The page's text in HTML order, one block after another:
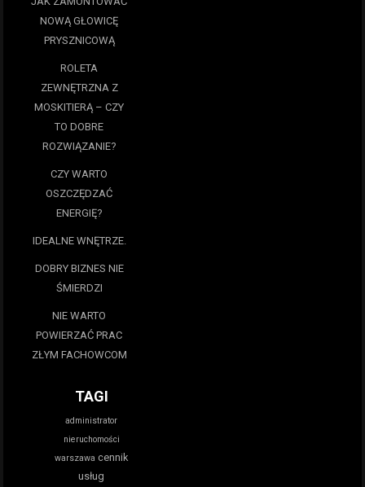
NOWĄ GŁOWICĘ
PRYSZNICOWĄ
ROLETA
ZEWNĘTRZNA Z
MOSKITIERĄ – CZY
TO DOBRE
ROZWIĄZANIE?
CZY WARTO
OSZCZĘDZAĆ
ENERGIĘ?
IDEALNE WNĘTRZE.
DOBRY BIZNES NIE
ŚMIERDZI
NIE WARTO
POWIERZAĆ PRAC
ZŁYM FACHOWCOM
TAGI
administrator
nieruchomości
warszawa cennik
usług